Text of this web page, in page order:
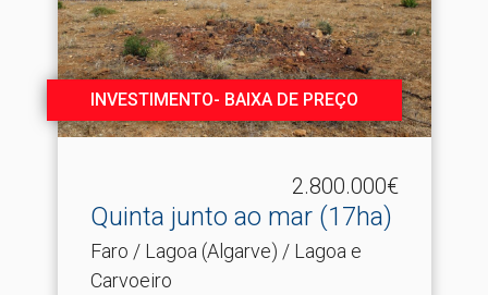
INVESTIMENTO- BAIXA DE PREÇO
2.800.000€
Quinta junto ao mar (17ha)
Faro / Lagoa (Algarve) / Lagoa e
Carvoeiro